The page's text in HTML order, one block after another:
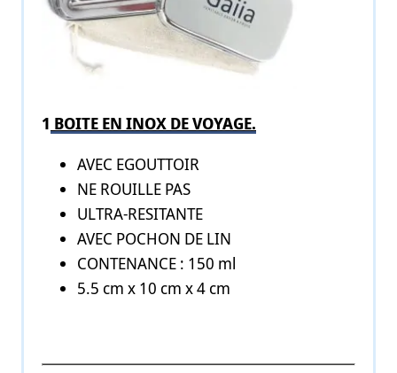
1 BOITE EN INOX DE VOYAGE.
AVEC EGOUTTOIR
NE ROUILLE PAS
ULTRA-RESITANTE
AVEC POCHON DE LIN
CONTENANCE : 150 ml
5.5 cm x 10 cm x 4 cm